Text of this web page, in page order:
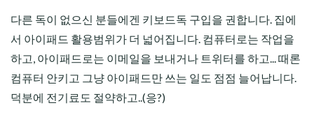
다른 독이 없으신 분들에겐 키보드독 구입을 권합니다. 집에
서 아이패드 활용범위가 더 넓어집니다. 컴퓨터로는 작업을
하고, 아이패드로는 이메일을 보내거나 트위터를 하고... 때론
컴퓨터 안키고 그냥 아이패드만 쓰는 일도 점점 늘어납니다.
덕분에 전기료도 절약하고..(응?)